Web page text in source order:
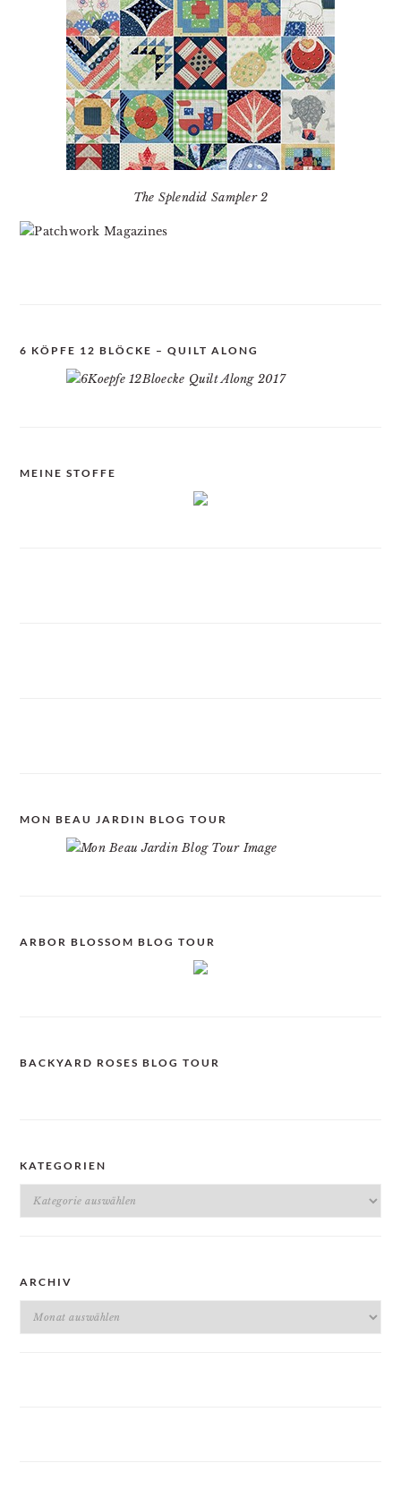
The Splendid Sampler 2
6 KÖPFE 12 BLÖCKE – QUILT ALONG
MEINE STOFFE
MON BEAU JARDIN BLOG TOUR
ARBOR BLOSSOM BLOG TOUR
BACKYARD ROSES BLOG TOUR
KATEGORIEN
Kategorien
ARCHIV
Archiv